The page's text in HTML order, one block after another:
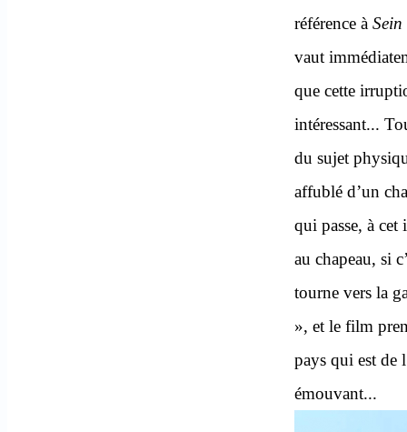
référence à Sein
vaut
que cette
intéressant...
du sujet
affublé d’un
qui passe, à cet
au chapeau, si
tourne vers la
», et le film
pays qui est de
émouvant...